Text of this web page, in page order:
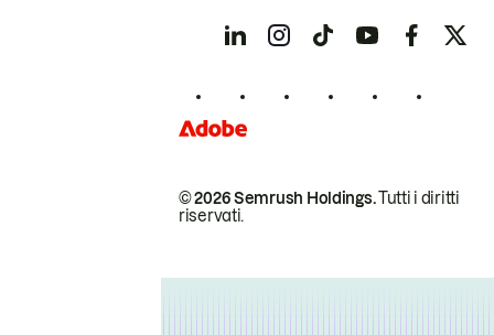
© 2026 Semrush Holdings.Tutti i diritti
riservati.